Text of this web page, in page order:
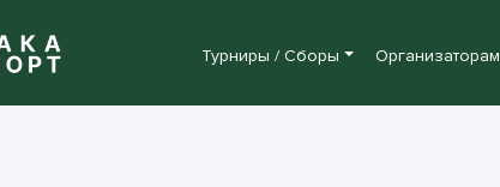
Турниры / Сборы Организаторам